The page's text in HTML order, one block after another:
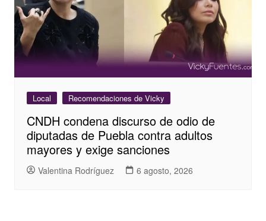
Local Recomendaciones de Vicky
CNDH condena discurso de odio de
diputadas de Puebla contra adultos
mayores y exige sanciones
Valentina Rodríguez 6 agosto, 2026